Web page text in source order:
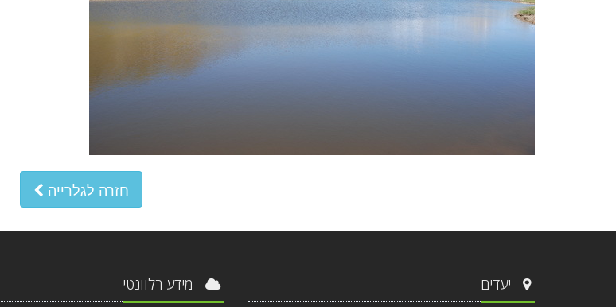
חזרה לגלרייה
יעדים מידע רלוונטי